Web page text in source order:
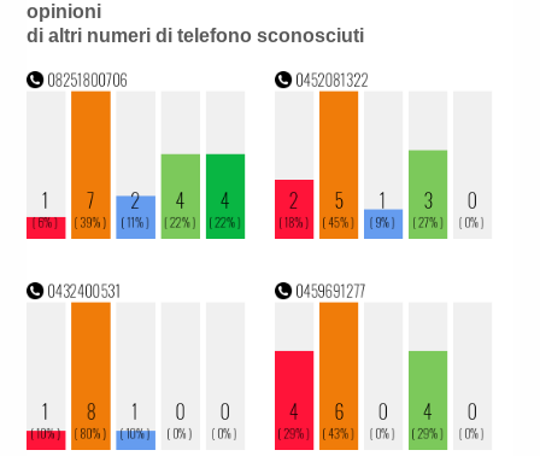
opinioni
di altri numeri di telefono sconosciuti